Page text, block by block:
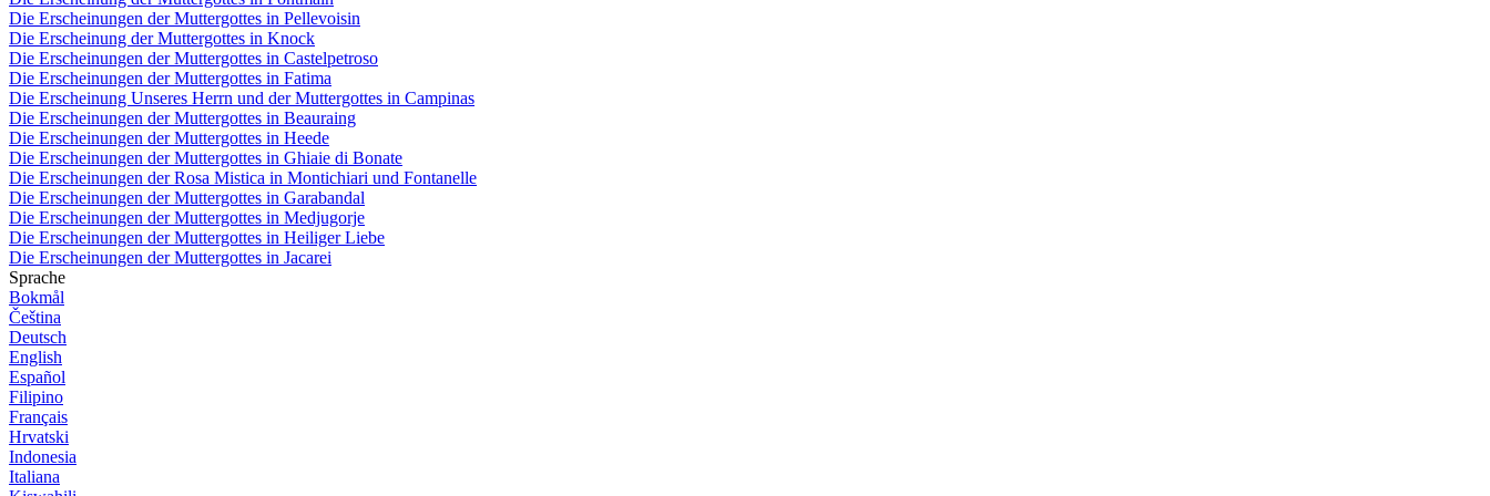
Die Erscheinungen der Muttergottes in Pellevoisin
Die Erscheinung der Muttergottes in Knock
Die Erscheinungen der Muttergottes in Castelpetroso
Die Erscheinungen der Muttergottes in Fatima
Die Erscheinung Unseres Herrn und der Muttergottes in Campinas
Die Erscheinungen der Muttergottes in Beauraing
Die Erscheinungen der Muttergottes in Heede
Die Erscheinungen der Muttergottes in Ghiaie di Bonate
Die Erscheinungen der Rosa Mistica in Montichiari und Fontanelle
Die Erscheinungen der Muttergottes in Garabandal
Die Erscheinungen der Muttergottes in Medjugorje
Die Erscheinungen der Muttergottes in Heiliger Liebe
Die Erscheinungen der Muttergottes in Jacarei
Sprache
Bokmål
Čeština
Deutsch
English
Español
Filipino
Français
Hrvatski
Indonesia
Italiana